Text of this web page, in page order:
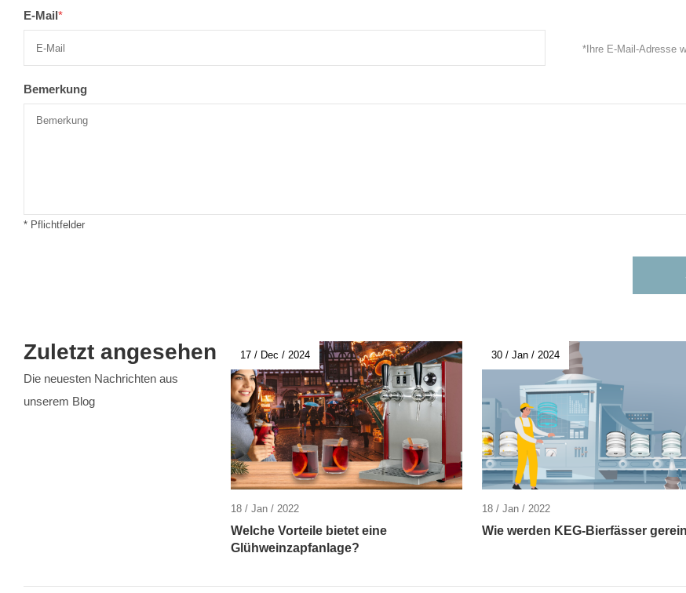
E-Mail*
*Ihre E-Mail-Adresse
Bemerkung
* Pflichtfelder
Zuletzt angesehen
Die neuesten Nachrichten aus
unserem Blog
17 / Dec / 2024
18 / Jan / 2022
Welche Vorteile bietet eine
Glühweinzapfanlage?
30 / Jan / 2024
18 / Jan / 2022
Wie werden KEG-Bierfässer